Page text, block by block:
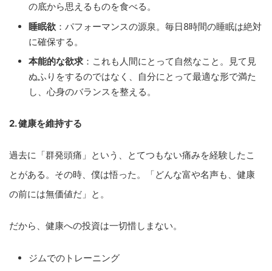
の底から思えるものを食べる。
睡眠欲 ：パフォーマンスの源泉。毎日8時間の睡眠は絶対
に確保する。
本能的な欲求 ：これも人間にとって自然なこと。見て見
ぬふりをするのではなく、自分にとって最適な形で満た
し、心身のバランスを整える。
2. 健康を維持する
過去に「群発頭痛」という、とてつもない痛みを経験したこ
とがある。その時、僕は悟った。「どんな富や名声も、健康
の前には無価値だ」と。
だから、健康への投資は一切惜しまない。
ジムでのトレーニング